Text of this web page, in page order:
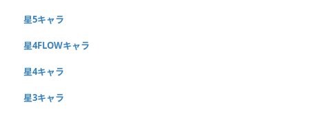
星5キャラ
星4FLOWキャラ
星4キャラ
星3キャラ